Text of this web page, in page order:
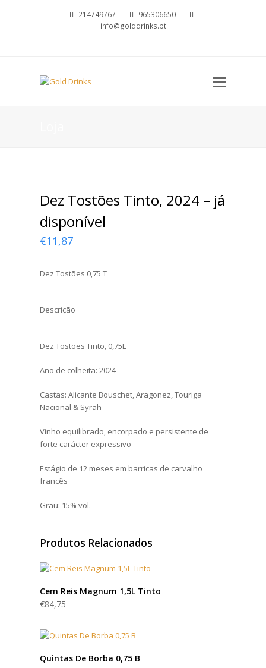
214749767
965306650
info@golddrinks.pt
Open
Dez Tostões Tinto, 2024 – já
disponível
€11,87
Dez Tostões 0,75 T
Descrição
Dez Tostões Tinto, 0,75L
Ano de colheita: 2024
Castas: Alicante Bouschet, Aragonez, Touriga
Nacional & Syrah
Vinho equilibrado, encorpado e persistente de
forte carácter expressivo
Estágio de 12 meses em barricas de carvalho
francês
Grau: 15% vol.
Produtos Relacionados
Cem Reis Magnum 1,5L Tinto
€84,75
Quintas De Borba 0,75 B